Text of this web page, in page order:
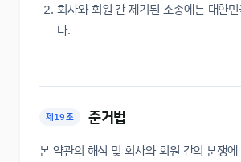
회사와 회원 간 제기된 소송에는 대한
다.
제19조 준거법
본 약관의 해석 및 회사와 회원 간의 분쟁